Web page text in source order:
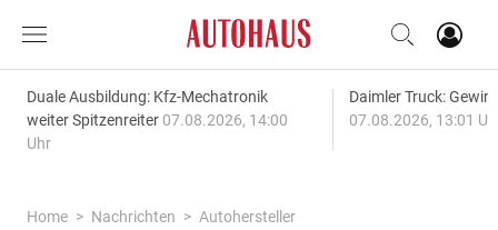
Duale Ausbildung: Kfz-Mechatronik
weiter Spitzenreiter 07.08.2026, 14:00
Uhr
Daimler Truck:
07.08.2026, 13:01
Home Nachrichten
Autohersteller